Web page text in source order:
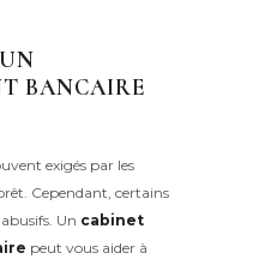
BANCAIRE
exigés par les
Cependant, certains
Un cabinet
peut vous aider à